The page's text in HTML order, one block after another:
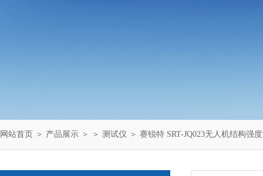
网站首页 ＞ 产品展示 ＞ ＞ 测试仪 ＞ 赛锐特 SRT-JQ023无人机结构强